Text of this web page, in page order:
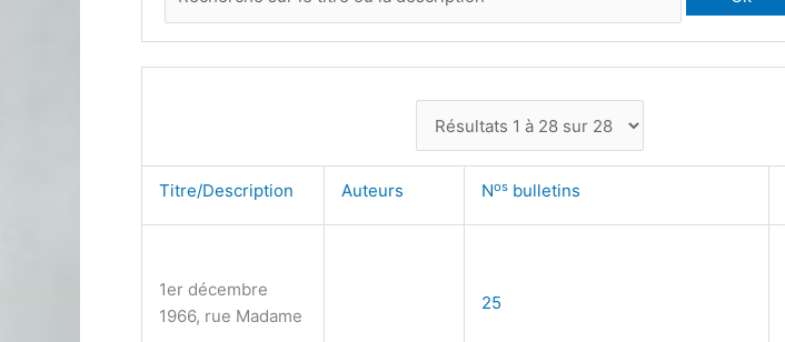
Titre/Description Auteurs Nos bulletins
1er décembre
1966, rue Madame
25